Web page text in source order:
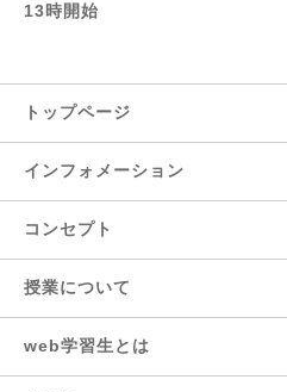
13時開始
トップページ
インフォメーション
コンセプト
授業について
web学習生とは